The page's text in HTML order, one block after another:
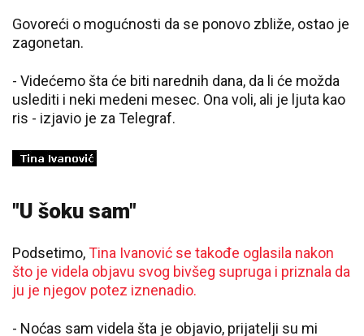
Govoreći o mogućnosti da se ponovo zbliže, ostao je
zagonetan.
- Videćemo šta će biti narednih dana, da li će možda
uslediti i neki medeni mesec. Ona voli, ali je ljuta kao
ris - izjavio je za Telegraf.
"U šoku sam"
Podsetimo,Tina Ivanović se takođe oglasila nakon
što je videla objavu svog bivšeg supruga i priznala da
ju je njegov potez iznenadio.
- Noćas sam videla šta je objavio, prijatelji su mi